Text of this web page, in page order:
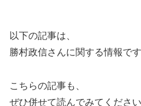
以下の記事は、
勝村政信さんに関する情報です
こちらの記事も、
ぜひ併せて読んでみてください